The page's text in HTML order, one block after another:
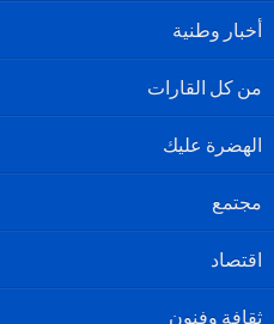
أخبار وطنية
من كل القارات
الهضرة عليك
مجتمع
اقتصاد
ثقافة وفنون